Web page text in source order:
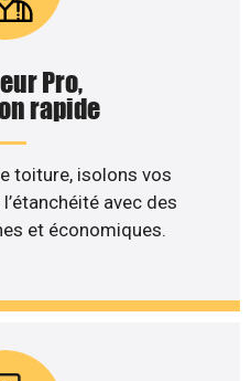
Pro,
rapide
toiture, isolons vos
avec des
et économiques.